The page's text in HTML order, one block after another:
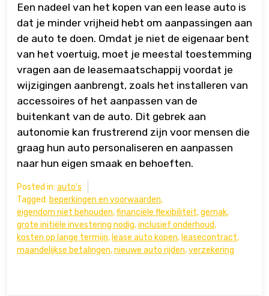
Een nadeel van het kopen van een lease auto is
dat je minder vrijheid hebt om aanpassingen aan
de auto te doen. Omdat je niet de eigenaar bent
van het voertuig, moet je meestal toestemming
vragen aan de leasemaatschappij voordat je
wijzigingen aanbrengt, zoals het installeren van
accessoires of het aanpassen van de
buitenkant van de auto. Dit gebrek aan
autonomie kan frustrerend zijn voor mensen die
graag hun auto personaliseren en aanpassen
naar hun eigen smaak en behoeften.
Posted in: auto's
Tagged: beperkingen en voorwaarden,
eigendom niet behouden,financiële flexibiliteit,gemak,
grote initiële investering nodig,inclusief onderhoud,
kosten op lange termijn, lease auto kopen, leasecontract,
maandelijkse betalingen,nieuwe auto rijden,verzekering